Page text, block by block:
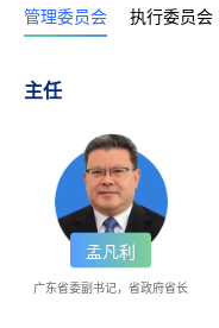
管理委员会 执行委员会
主任
孟凡利
广东省委副书记，省政府省长